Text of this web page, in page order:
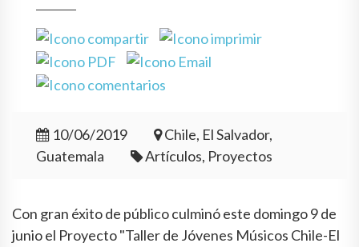
10/06/2019
Chile, El Salvador,
Guatemala
Artículos, Proyectos
Con gran éxito de público culminó este domingo 9 de
junio el Proyecto "Taller de Jóvenes Músicos Chile-El